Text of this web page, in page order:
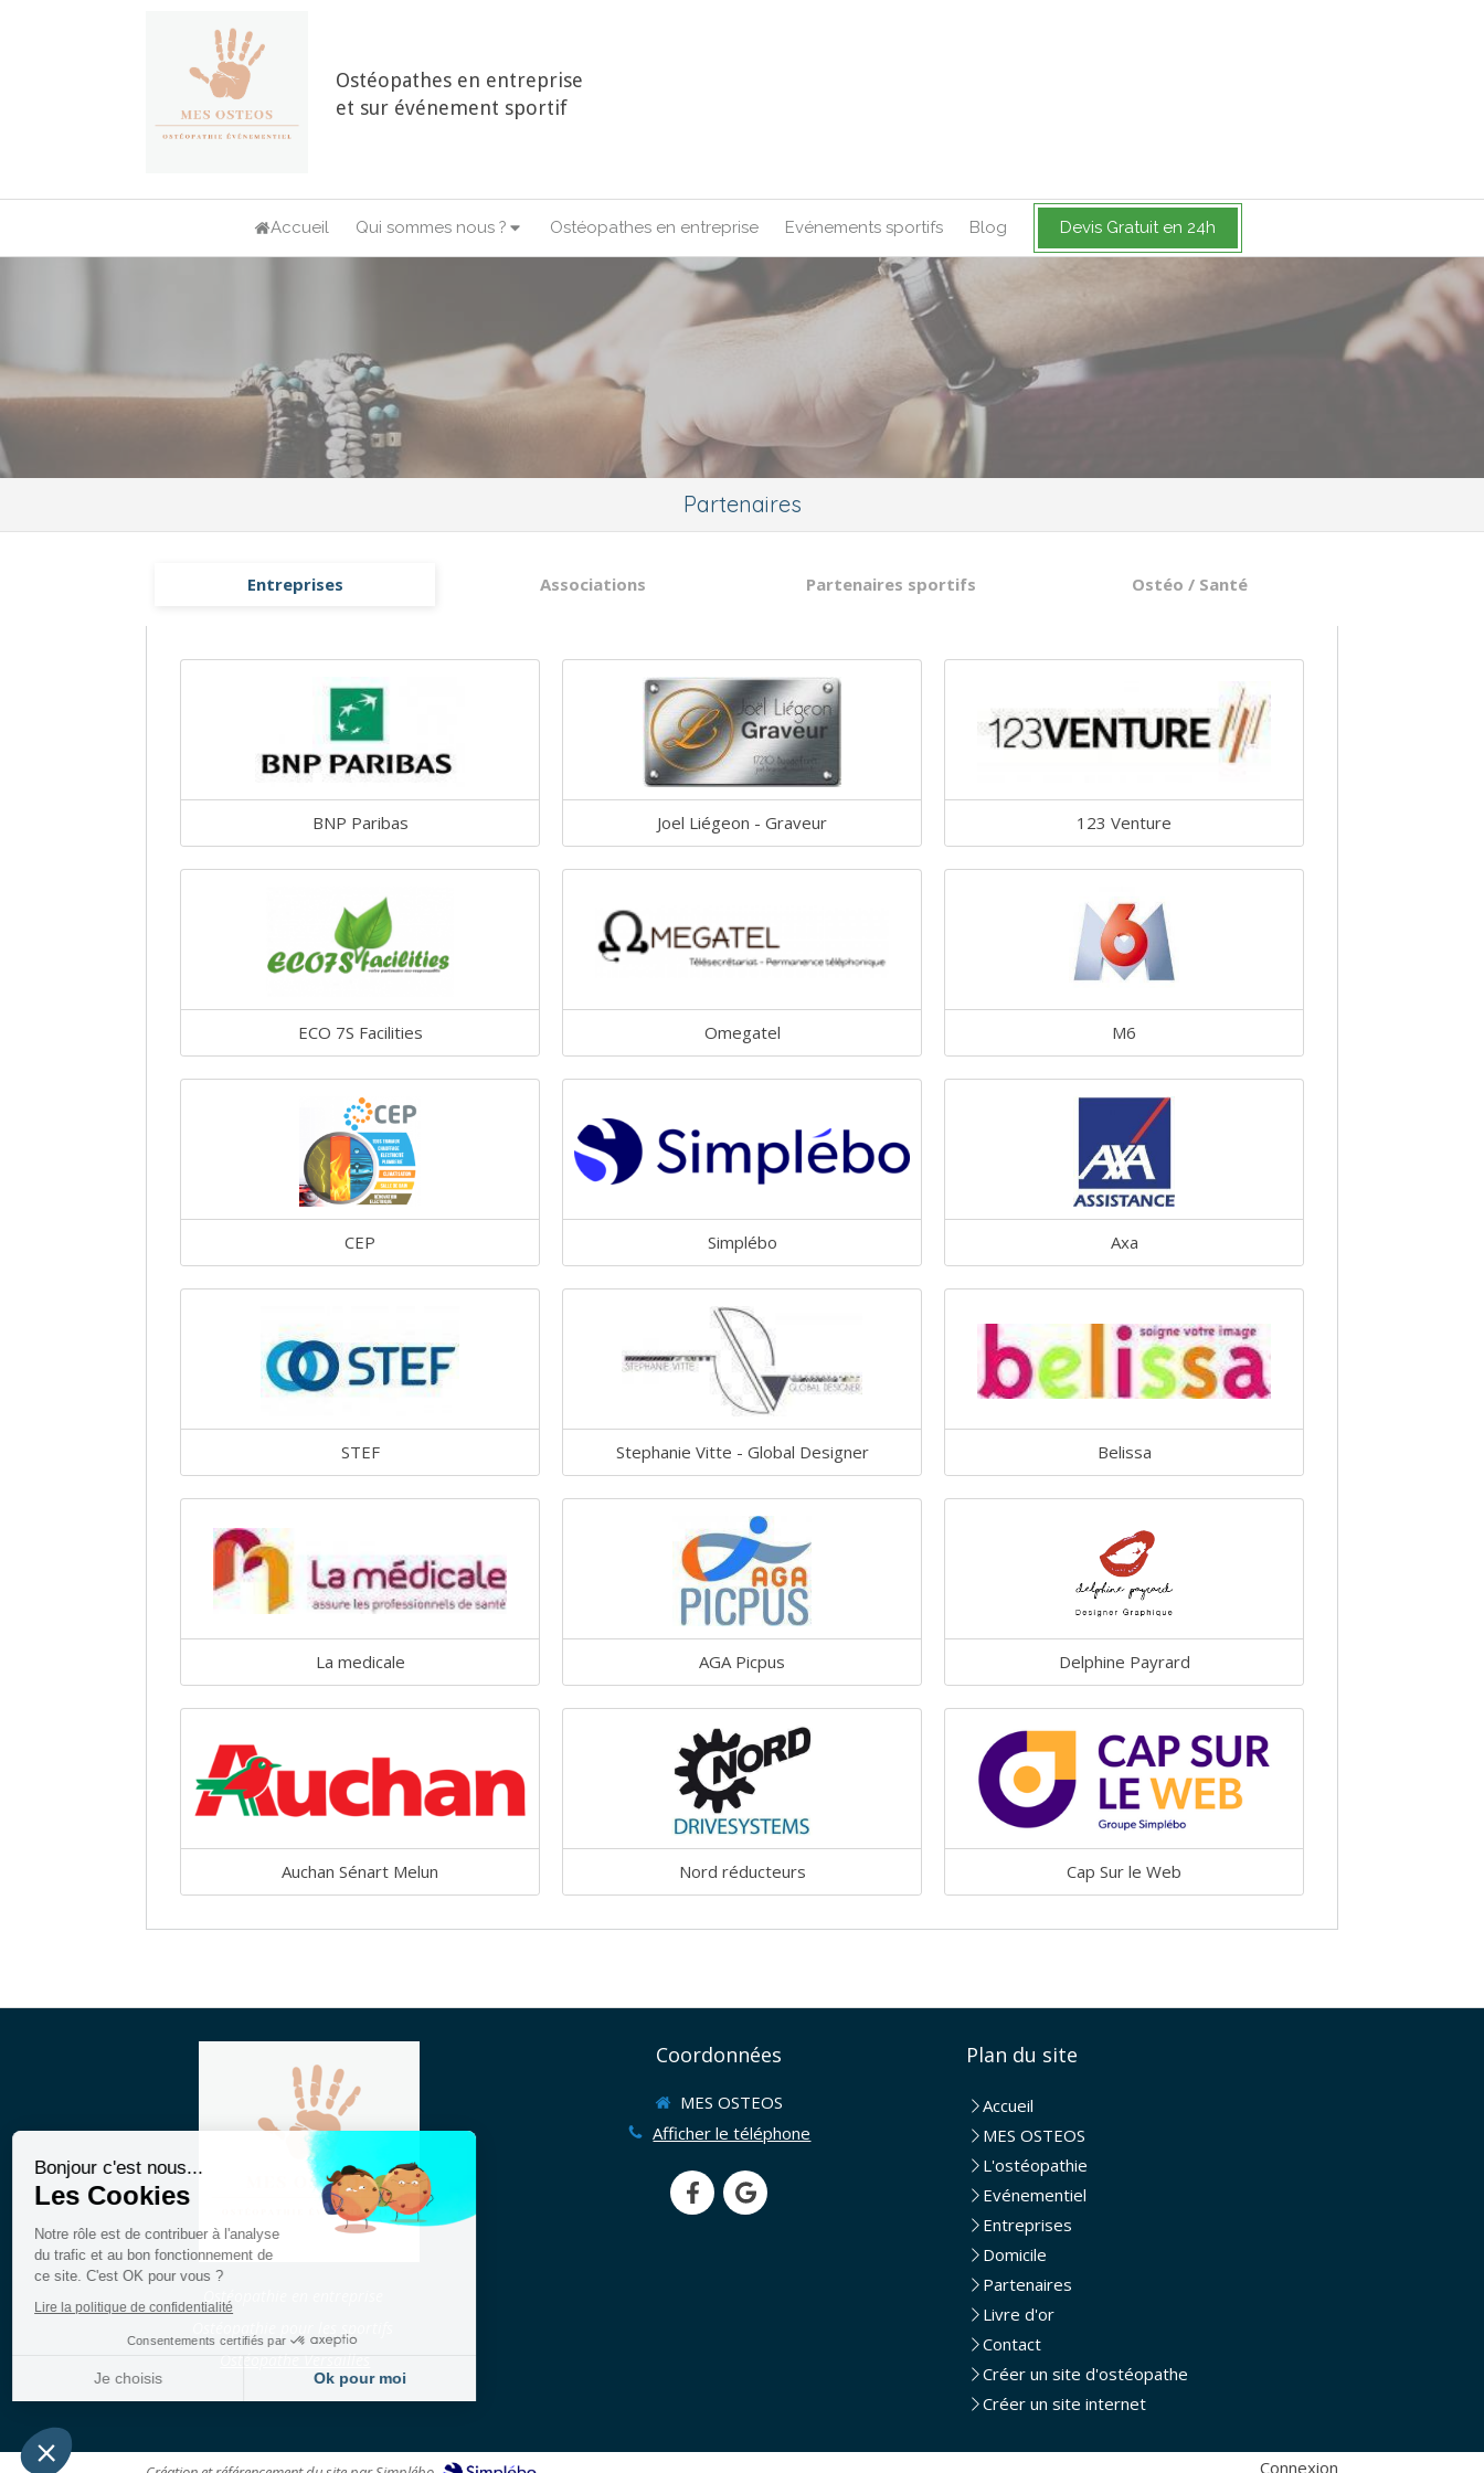
Ostéopathes en entreprise
et sur événement sportif
Accueil Qui sommes nous ? Ostéopathes en entreprise Evénements sportifs Blog Devis Gratuit en 24h
Partenaires
Entreprises Associations Partenaires sportifs Ostéo / Santé
BNP Paribas Joel Liégeon - Graveur 123 Venture
ECO 7S Facilities Omegatel M6
CEP Simplébo Axa
STEF Stephanie Vitte - Global Designer Belissa
La medicale AGA Picpus Delphine Payrard
Auchan Sénart Melun Nord réducteurs Cap Sur le Web
Ostéopathie en entreprise
Ostéopathe Versailles
Coordonnées
MES OSTEOS
Afficher le téléphone
Plan du site
Accueil
MES OSTEOS
L'ostéopathie
Evénementiel
Entreprises
Domicile
Partenaires
Livre d'or
Contact
Créer un site d'ostéopathe
Créer un site internet
Connexion
Bonjour c'est nous...
Les Cookies
Notre rôle est de contribuer à l'analyse
du trafic et au bon fonctionnement de
ce site. C'est OK pour vous ?
Lire la politique de confidentialité
Consentements certifiés par
Je choisis Ok pour moi
Notre plateforme vous permet d'adapter et de gérer vos paramètres de confidentialité, en garantissant la conformité avec les réglementations. Personnalisez vos préférences pour contrôler la manière dont vos informations sont manipulées.